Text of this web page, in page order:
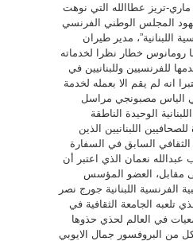
تريز عطاالله التي نوهت
المجلس الوطني الفرنسي
اللبنانية”، مدير طيران
رومانوس خطار نظرا لخدماته
للفرنسيين وللبنانيين في
انه لم يقم الا بعمله لخدمة
الياس مصبونجي مراسل
الوحيدة الناطقة
اللبنانيين الذين
السابق في السفارة
عبدالله نعمان الذي اعتبر أن
مقابل، العضو المؤسس
الفرنسية اللبنانية جورج نصر
تلعبه الجامعة الثقافية في
في العالم لحذي حذوها
من البروفسور جمال الايوبي